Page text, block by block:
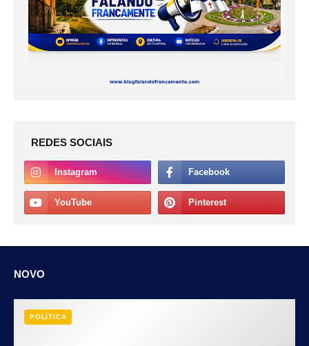
REDES SOCIAIS
NOVO
POLÍTICA